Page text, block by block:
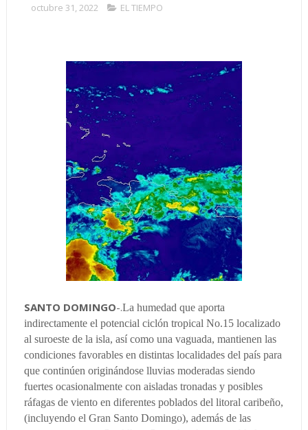
octubre 31, 2022 EL TIEMPO
SANTO DOMINGO-.La humedad que aporta
indirectamente el potencial ciclón tropical No.15 localizado
al suroeste de la isla, así como una vaguada, mantienen las
condiciones favorables en distintas localidades del país para
que continúen originándose lluvias moderadas siendo
fuertes ocasionalmente con aisladas tronadas y posibles
ráfagas de viento en diferentes poblados del litoral caribeño,
(incluyendo el Gran Santo Domingo), además de las